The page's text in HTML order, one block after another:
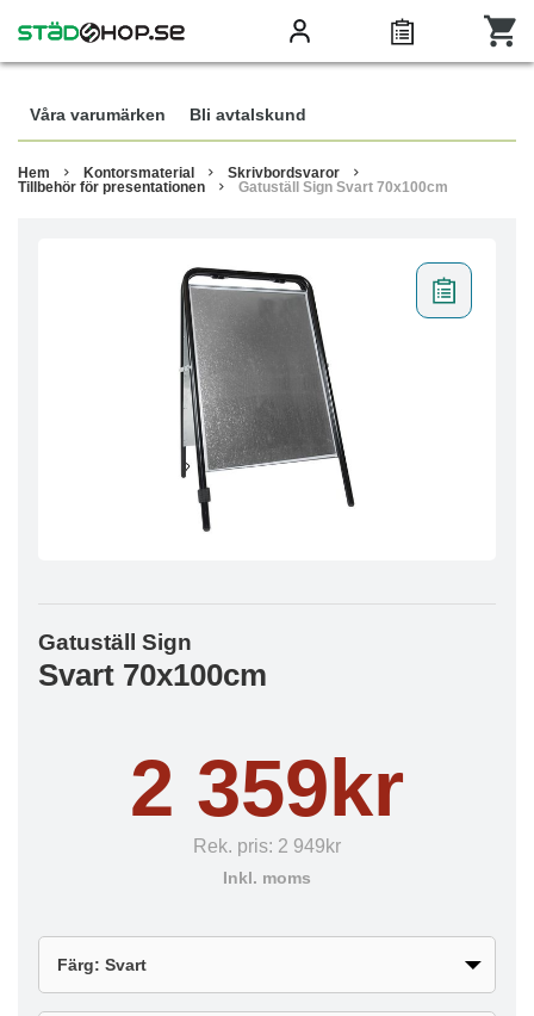
Våra varumärken Bli avtalskund
Hem Kontorsmaterial
Skrivbordsvaror
Tillbehör för presentationen
Gatuställ Sign Svart 70x100cm
Gatuställ Sign
Svart 70x100cm
2 359kr
Rek. pris: 2 949kr
Inkl. moms